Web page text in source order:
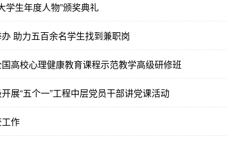
学生年度人物”颁奖典礼
助力五百余名学生找到兼职岗
高校心理健康教育课程示范教学高级研修班
展“五个一”工程中层党员干部讲党课活动
作